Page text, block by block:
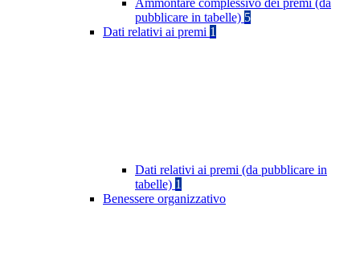
Ammontare complessivo dei premi (da
pubblicare in tabelle) 5
Dati relativi ai premi 1
Dati relativi ai premi (da pubblicare in
tabelle) 1
Benessere organizzativo